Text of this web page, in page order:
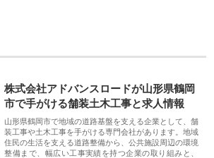
株式会社アドバンスロードが山形県鶴岡
市で手がける舗装土木工事と求人情報
山形県鶴岡市で地域の道路基盤を支える企業として、舗
装工事や土木工事を手がける専門会社があります。地域
住民の生活を支える道路整備から、公共施設周辺の環境
整備まで、幅広い工事実績を持つ企業の取り組みと、